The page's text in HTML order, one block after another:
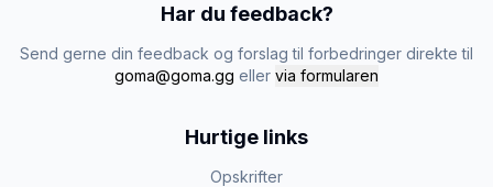
Har du feedback?
Send gerne din feedback og forslag til forbedringer direkte til
goma@goma.gg eller via formularen
Hurtige links
Opskrifter